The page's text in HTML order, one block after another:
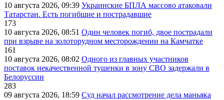
10 августа 2026, 09:39 Украинские БПЛА массово атаковали
Татарстан. Есть погибшие и пострадавшие
173
10 августа 2026, 08:51 Один человек погиб, двое пострадали
при взрыве на золоторудном месторождении на Камчатке
161
10 августа 2026, 08:02 Одного из главных участников
поставок некачественной тушенки в зону СВО задержали в
Белоруссии
283
09 августа 2026, 18:59 Суд начал рассмотрение дела маньяка